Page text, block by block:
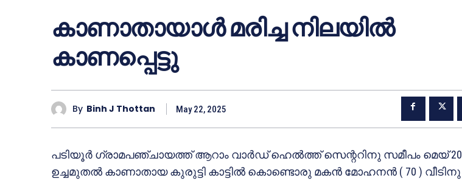
കാണാതായാൾ മരിച്ച നിലയിൽ
കാണപ്പെട്ടു
By Binh J Thottan May 22, 2025
പടിയൂർ ഗ്രാമപഞ്ചായത്ത് ആറാം വാർഡ് ഹെൽത്ത് സെന്ററിനു സമീപം മെയ് 20
ഉച്ചമുതൽ കാണാതായ കുരുട്ടി കാട്ടിൽ കൊണ്ടൊരു മകൻ മോഹനൻ ( 70 ) വീടിനു